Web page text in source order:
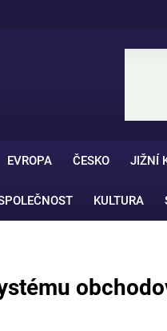
EVROPA ČESKO JIŽNÍ
KULTURA